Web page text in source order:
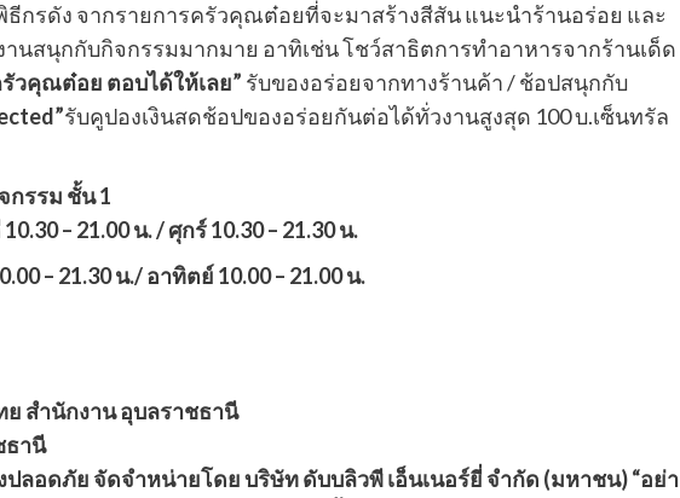
กรดัง จากรายการครัวคุณต๋อยที่จะมาสร้างสีสัน แนะนำร้านอร่อย และ
นสนุกกับกิจกรรมมากมาย อาทิเช่น โชว์สาธิตการทำอาหารจากร้านเด็ด
วคุณต๋อย ตอบได้ให้เลย” รับของอร่อยจากทางร้านค้า / ช้อปสนุกกับ
รับคูปองเงินสดช้อปของอร่อยกันต่อได้ทั่วงานสูงสุด 100 บ.เซ็นทรัล
กรรม ชั้น 1
– 21.00 น. / ศุกร์ 10.30 – 21.30 น.
– 21.30 น./ อาทิตย์ 10.00 – 21.00 น.
ย สำนักงาน อุบลราชธานี
ธานี
ปลอดภัย จัดจำหน่ายโดย บริษัท ดับบลิวพี เอ็นเนอร์ยี่ จำกัด (มหาชน) “อย่า